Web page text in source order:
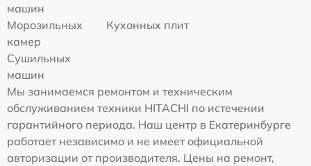
машин
Морозильных
камер
Кухонных плит
Сушильных
машин
Мы занимаемся ремонтом и техническим
обслуживанием техники HITACHI по истечении
гарантийного периода. Наш центр в Екатеринбурге
работает независимо и не имеет официальной
авторизации от производителя. Цены на ремонт,